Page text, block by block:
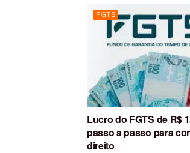
FGTS
Lucro do FGTS de R$
passo a passo para
direito